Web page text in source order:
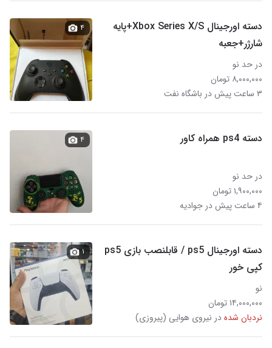
دسته اورجینال Xbox Series X/S+پایه
شارژر+جعبه
در حد نو
۸,۰۰۰,۰۰۰ تومان
۳ ساعت پیش در باشگاه نفت
۴
دسته ps4 همراه کاور
در حد نو
۱,۹۰۰,۰۰۰ تومان
۴ ساعت پیش در جوادیه
۴
دسته اورجینال ps5 / قابلنصب بازی ps5
کپی خور
نو
۱۴,۰۰۰,۰۰۰ تومان
نردبان شدهدر نیروی هوایی (پیروزی)
۱